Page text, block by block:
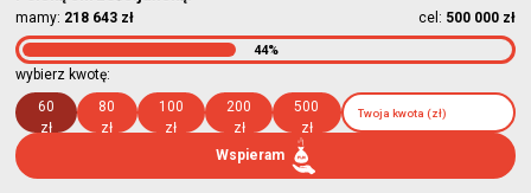
mamy: 218 643 zł cel: 500 000 zł
44%
wybierz kwotę:
60
zł
80
zł
100
zł
200
zł
500
zł
Wspieram